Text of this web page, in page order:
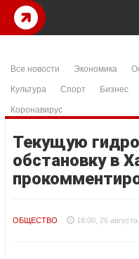
Все новости Экономика
Культура
Спорт Бизнес
Коронавирус
Текущую
обстановку в
ОБЩЕСТВО 18:00, 26